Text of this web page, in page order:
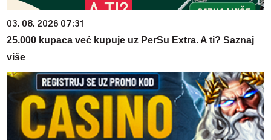
03. 08. 2026 07:31
25.000 kupaca već kupuje uz PerSu Extra. A ti? Saznaj
više